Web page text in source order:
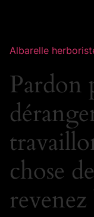
Albarelle
Pardon
chose